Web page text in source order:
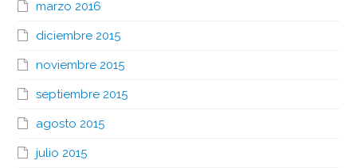
marzo 2016
diciembre 2015
noviembre 2015
septiembre 2015
agosto 2015
julio 2015